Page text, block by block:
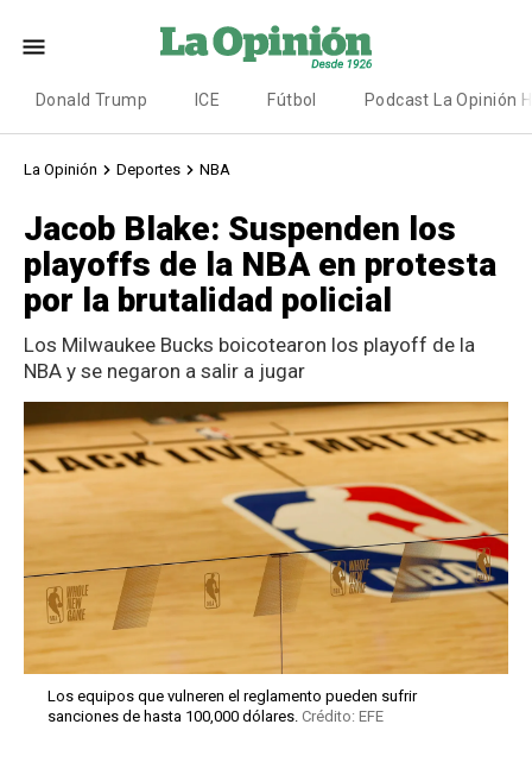
Donald Trump ICE Fútbol Podcast La Opinión
La Opinión Deportes NBA
Jacob Blake: Suspenden los
playoffs de la NBA en protesta
por la brutalidad policial
Los Milwaukee Bucks boicotearon los playoff de la
NBA y se negaron a salir a jugar
Los equipos que vulneren el reglamento pueden sufrir
sanciones de hasta 100,000 dólares. Crédito: EFE